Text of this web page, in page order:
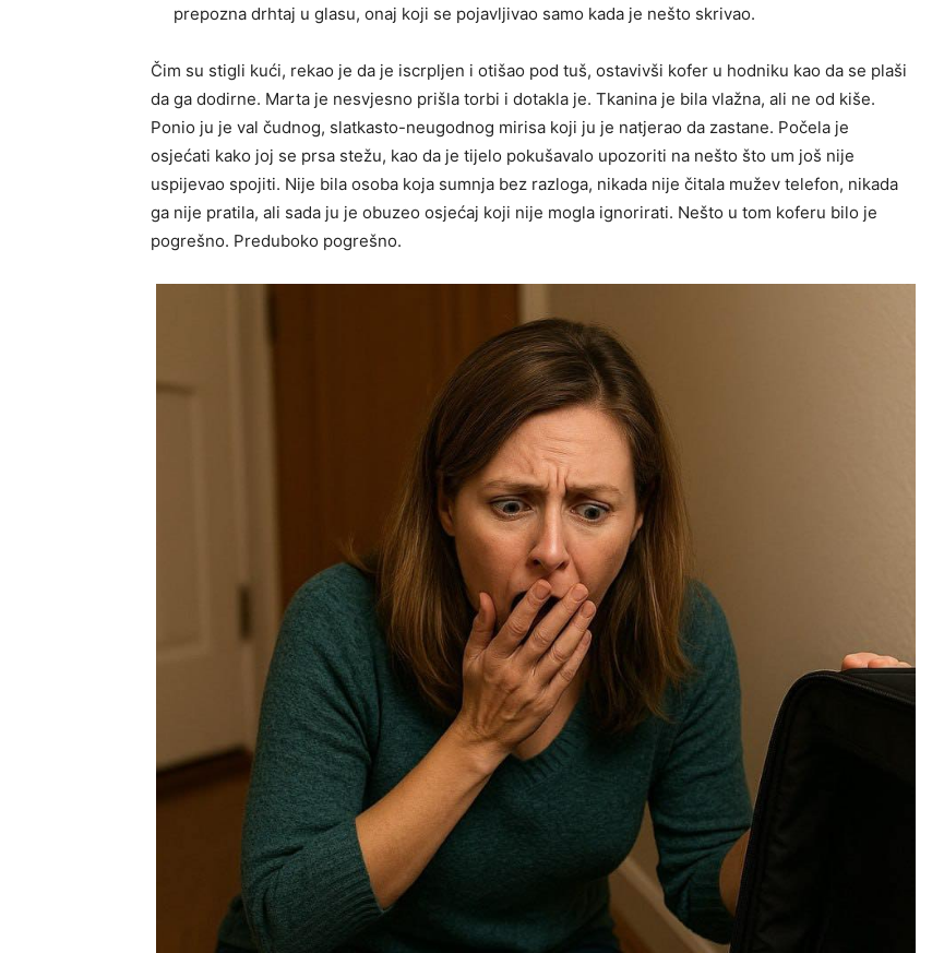
prepozna drhtaj u glasu, onaj koji se pojavljivao samo kada je nešto skrivao.
Čim su stigli kući, rekao je da je iscrpljen i otišao pod tuš, ostavivši kofer u hodniku kao da se plaši
da ga dodirne. Marta je nesvjesno prišla torbi i dotakla je. Tkanina je bila vlažna, ali ne od kiše.
Ponio ju je val čudnog, slatkasto-neugodnog mirisa koji ju je natjerao da zastane. Počela je
osjećati kako joj se prsa stežu, kao da je tijelo pokušavalo upozoriti na nešto što um još nije
uspijevao spojiti. Nije bila osoba koja sumnja bez razloga, nikada nije čitala mužev telefon, nikada
ga nije pratila, ali sada ju je obuzeo osjećaj koji nije mogla ignorirati. Nešto u tom koferu bilo je
pogrešno. Preduboko pogrešno.